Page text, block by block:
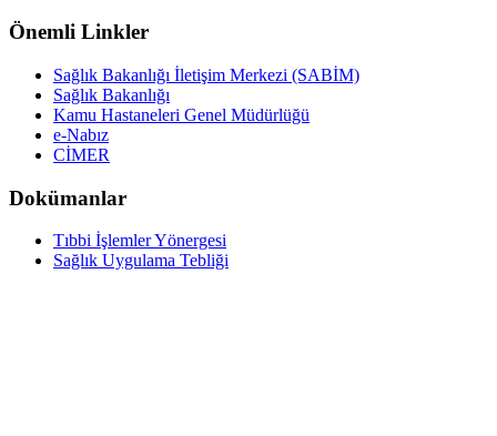
Önemli Linkler
Sağlık Bakanlığı İletişim Merkezi (SABİM)
Sağlık Bakanlığı
Kamu Hastaneleri Genel Müdürlüğü
e-Nabız
CİMER
Dokümanlar
Tıbbi İşlemler Yönergesi
Sağlık Uygulama Tebliği